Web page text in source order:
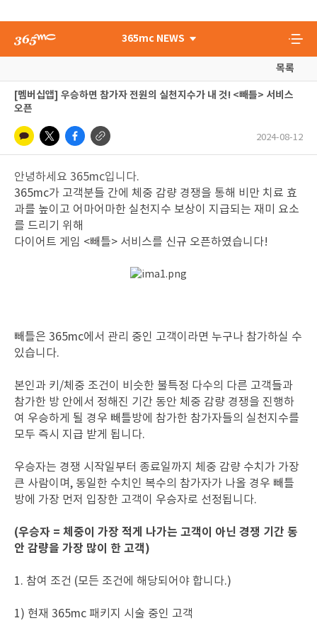
365mc NEWS
목록
[멤버십앱] 우승하면 참가자 전원의 실천지수가 내 것! <빼틀> 서비스
오픈
2024-08-12
안녕하세요 365mc입니다.
365mc가 고객분들 간에 체중 감량 경쟁을 통해 비만 치료 효
과를 높이고 어마어마한 실천지수 보상이 지급되는 재미 요소
를 드리기 위해
다이어트 게임 <빼틀> 서비스를 신규 오픈하였습니다!
빼틀은 365mc에서 관리 중인 고객이라면 누구나 참가하실 수
있습니다.
본인과 키/체중 조건이 비슷한 불특정 다수의 다른 고객들과
참가한 방 안에서 정해진 기간 동안 체중 감량 경쟁을 진행하
여 우승하게 될 경우 빼틀방에 참가한 참가자들의 실천지수를
모두 즉시 지급 받게 됩니다.
우승자는 경쟁 시작일부터 종료일까지 체중 감량 수치가 가장
큰 사람이며, 동일한 수치인 복수의 참가자가 나올 경우 빼틀
방에 가장 먼저 입장한 고객이 우승자로 선정됩니다.
(우승자 = 체중이 가장 적게 나가는 고객이 아닌 경쟁 기간 동
안 감량을 가장 많이 한 고객)
1. 참여 조건 (모든 조건에 해당되어야 합니다.)
1) 현재 365mc 패키지 시술 중인 고객